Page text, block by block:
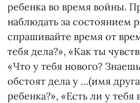
ребенка во время войны.
наблюдать за состоянием
спрашивайте время от
тебя дела?», «Как ты
«Что у тебя нового?
обстоят дела у …(имя
ребенка?», «Есть ли у тебя